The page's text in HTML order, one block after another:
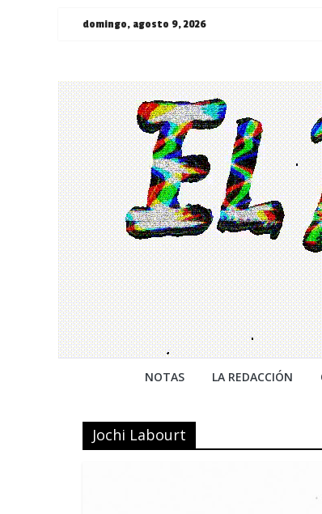
Saltardomingo, agosto 9, 2026
¯\_(ツ)_/
¯
NOTAS LA REDACCIÓN
Jochi Labourt